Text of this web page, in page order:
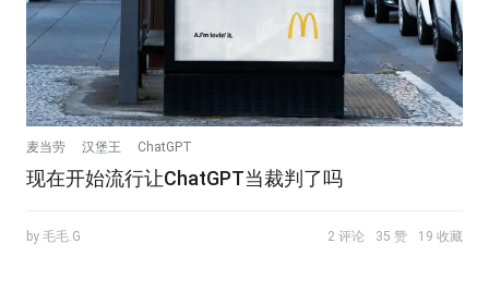
麦当劳 汉堡王 ChatGPT
现在开始流行让ChatGPT当裁判了吗
by 毛毛.G 2 评论 35 赞 19 收藏